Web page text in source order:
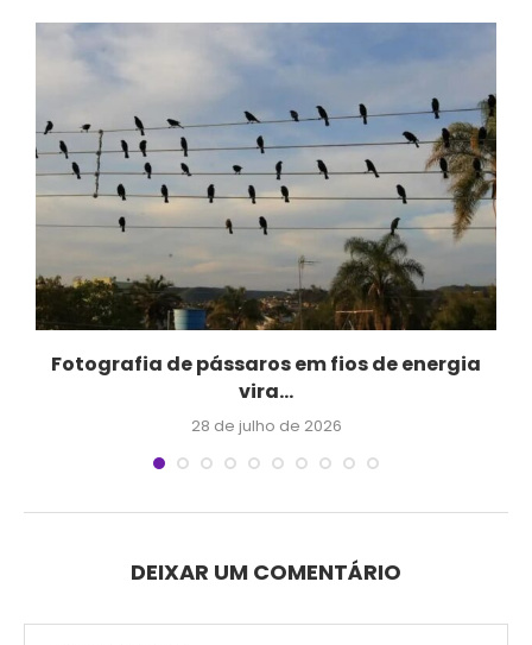
Fotografia de pássaros em fios de energia
vira...
28 de julho de 2026
DEIXAR UM COMENTÁRIO